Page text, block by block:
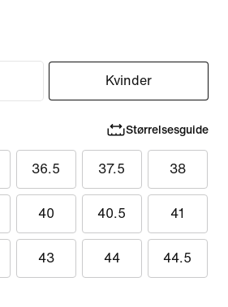
Kvinder
Størrelsesguide
36.5 37.5 38
40 40.5 41
43 44 44.5